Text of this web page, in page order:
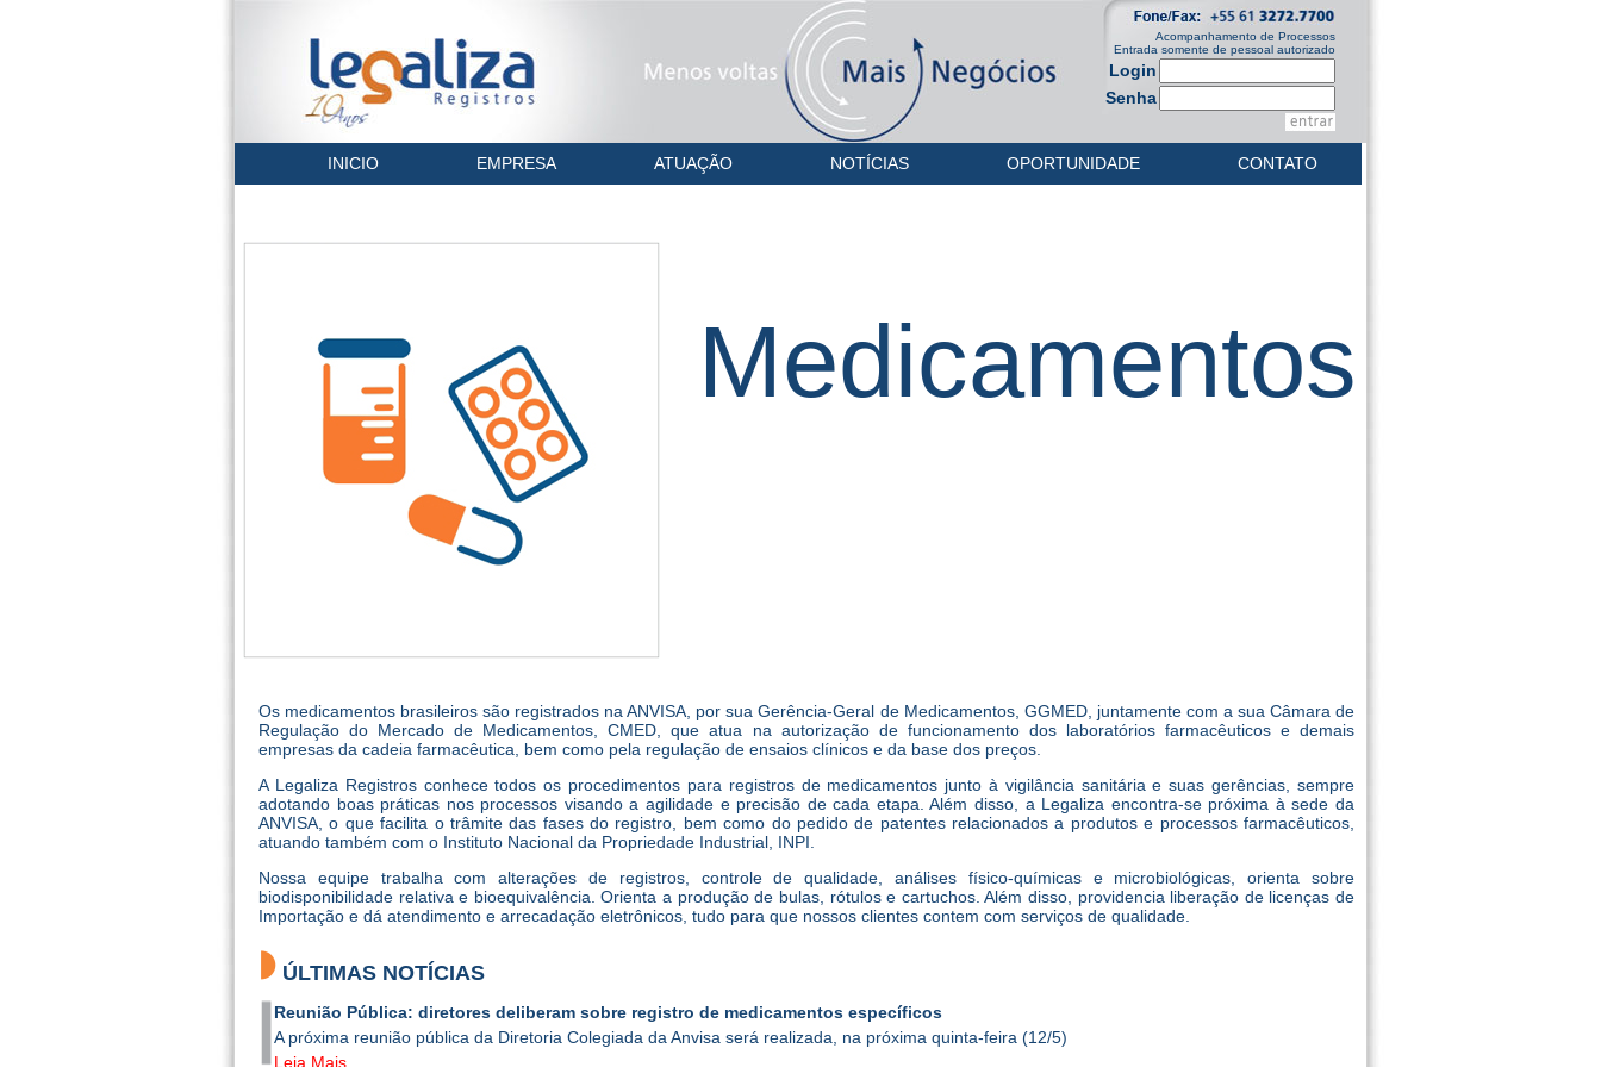
Acompanhamento de Processos
Entrada somente de pessoal autorizado
Login
Senha
INICIO EMPRESA ATUAÇÃO NOTÍCIAS OPORTUNIDADE CONTATO
Medicamentos
Os medicamentos brasileiros são registrados na ANVISA, por sua Gerência-Geral de Medicamentos, GGMED, juntamente com a sua Câmara de
Regulação do Mercado de Medicamentos, CMED, que atua na autorização de funcionamento dos laboratórios farmacêuticos e demais
empresas da cadeia farmacêutica, bem como pela regulação de ensaios clínicos e da base dos preços.
A Legaliza Registros conhece todos os procedimentos para registros de medicamentos junto à vigilância sanitária e suas gerências, sempre
adotando boas práticas nos processos visando a agilidade e precisão de cada etapa. Além disso, a Legaliza encontra-se próxima à sede da
ANVISA, o que facilita o trâmite das fases do registro, bem como do pedido de patentes relacionados a produtos e processos farmacêuticos,
atuando também com o Instituto Nacional da Propriedade Industrial, INPI.
Nossa equipe trabalha com alterações de registros, controle de qualidade, análises físico-químicas e microbiológicas, orienta sobre
biodisponibilidade relativa e bioequivalência. Orienta a produção de bulas, rótulos e cartuchos. Além disso, providencia liberação de licenças de
Importação e dá atendimento e arrecadação eletrônicos, tudo para que nossos clientes contem com serviços de qualidade.
ÚLTIMAS NOTÍCIAS
Reunião Pública: diretores deliberam sobre registro de medicamentos específicos
A próxima reunião pública da Diretoria Colegiada da Anvisa será realizada, na próxima quinta-feira (12/5)
Leia Mais...